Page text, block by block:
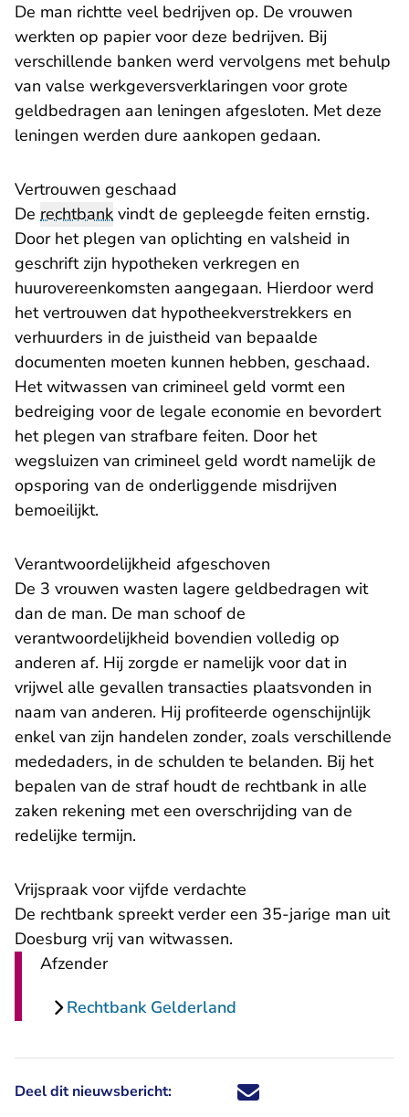
De man richtte veel bedrijven op. De vrouwen
werkten op papier voor deze bedrijven. Bij
verschillende banken werd vervolgens met behulp
van valse werkgeversverklaringen voor grote
geldbedragen aan leningen afgesloten. Met deze
leningen werden dure aankopen gedaan.
Vertrouwen geschaad
De rechtbank vindt de gepleegde feiten ernstig.
Door het plegen van oplichting en valsheid in
geschrift zijn hypotheken verkregen en
huurovereenkomsten aangegaan. Hierdoor werd
het vertrouwen dat hypotheekverstrekkers en
verhuurders in de juistheid van bepaalde
documenten moeten kunnen hebben, geschaad.
Het witwassen van crimineel geld vormt een
bedreiging voor de legale economie en bevordert
het plegen van strafbare feiten. Door het
wegsluizen van crimineel geld wordt namelijk de
opsporing van de onderliggende misdrijven
bemoeilijkt.
Verantwoordelijkheid afgeschoven
De 3 vrouwen wasten lagere geldbedragen wit
dan de man. De man schoof de
verantwoordelijkheid bovendien volledig op
anderen af. Hij zorgde er namelijk voor dat in
vrijwel alle gevallen transacties plaatsvonden in
naam van anderen. Hij profiteerde ogenschijnlijk
enkel van zijn handelen zonder, zoals verschillende
mededaders, in de schulden te belanden. Bij het
bepalen van de straf houdt de rechtbank in alle
zaken rekening met een overschrijding van de
redelijke termijn.
Vrijspraak voor vijfde verdachte
De rechtbank spreekt verder een 35-jarige man uit
Doesburg vrij van witwassen.
Afzender
Rechtbank Gelderland
Deel dit nieuwsbericht: Deel dit nieuwsbericht via X -
Deel dit nieuwsbericht via
Deel dit nieuwsbericht
Deel dit